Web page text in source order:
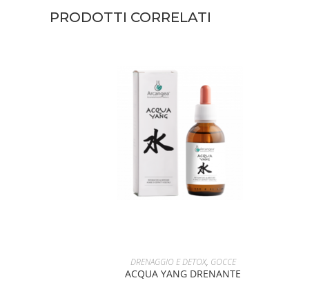
PRODOTTI CORRELATI
AGGIUNGI AL CARRELLO
DRENAGGIO E DETOX, GOCCE
ACQUA YANG DRENANTE